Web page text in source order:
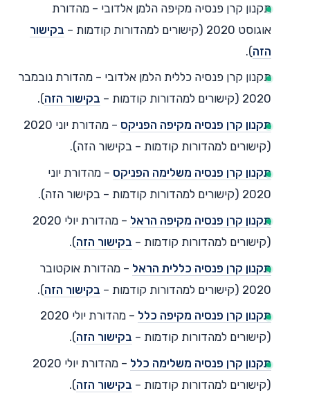
תקנון קרן פנסיה מקיפה הלמן אלדובי – מהדורת
אוגוסט 2020 (קישורים למהדורות קודמות –
בקישור
הזה).
תקנון קרן פנסיה כללית הלמן אלדובי – מהדורת נובמבר
2020 (קישורים למהדורות קודמות –
בקישור הזה).
תקנון קרן פנסיה מקיפה הפניקס
– מהדורת יוני 2020
(קישורים למהדורות קודמות – בקישור הזה).
תקנון קרן פנסיה משלימה הפניקס – מהדורת יוני
2020 (קישורים למהדורות קודמות – בקישור הזה).
תקנון קרן פנסיה מקיפה הראל
– מהדורת יולי 2020
(קישורים למהדורות קודמות – בקישור הזה).
תקנון קרן פנסיה כללית הראל – מהדורת אוקטובר
2020 (קישורים למהדורות קודמות –
בקישור הזה).
תקנון קרן פנסיה מקיפה כלל
– מהדורת יולי 2020
(קישורים למהדורות קודמות – בקישור הזה).
תקנון קרן פנסיה משלימה כלל
– מהדורת יולי 2020
(קישורים למהדורות קודמות – בקישור הזה).